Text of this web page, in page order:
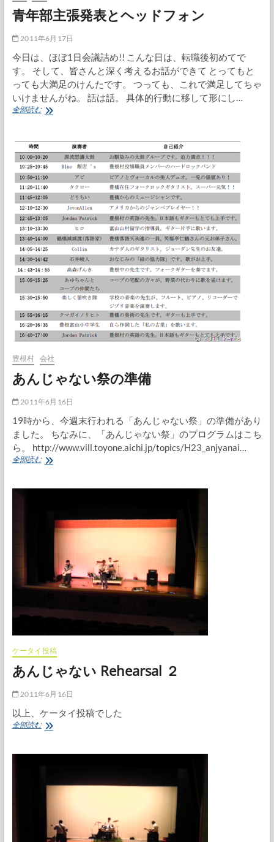
青年部主張発表とヘッドフォン
2011年6月17日
今日は、ほぼ1日会議詰め!! こんな日は、転職後初めてで
す。 そして、皆さんと深く考えるお話ができて とってもと
っても大満足のけんたです。 つっても、これで満足してちゃ
いけませんがね。 話は話。 具体的行動に移して形にし…
全部読む青
主
張
発
表
と
ヘ
ッ
ド
フ
ォ
ン
豊根村 会社
あんじゃない祭の準備
2011年6月16日
19時から、今週末行われる「あんじゃない祭」の準備があり
ました。 ちなみに、「あんじゃない祭」のプログラムはこち
ら。 http://www.vill.toyone.aichi.jp/topics/H23_anjyanai…
全部読むあ
ケータイ投稿
あんじゃない Rehearsal ２
2011年6月16日
以上、ケータイ投稿でした
全部読むあ
Rehearsal